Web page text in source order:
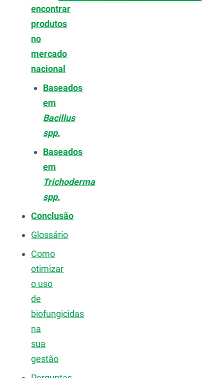
encontrar
produtos
no
mercado
nacional
Baseados
em
Bacillus
spp.
Baseados
em
Trichoderma
spp.
Conclusão
Glossário
Como
otimizar
o uso
de
biofungicidas
na
sua
gestão